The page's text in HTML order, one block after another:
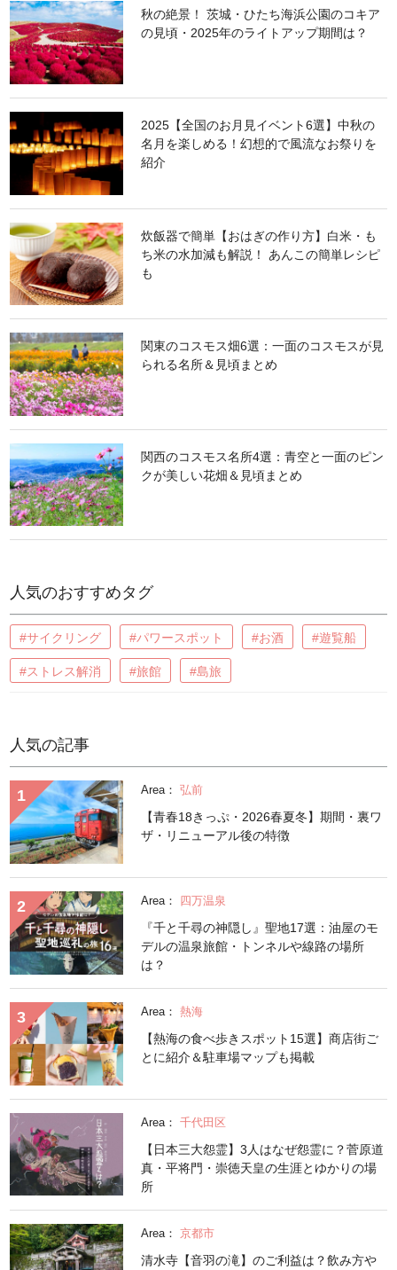
秋の絶景！ 茨城・ひたち海浜公園のコキア
の見頃・2025年のライトアップ期間は？
2025【全国のお月見イベント6選】中秋の
名月を楽しめる！幻想的で風流なお祭りを
紹介
炊飯器で簡単【おはぎの作り方】白米・も
ち米の水加減も解説！ あんこの簡単レシピ
も
関東のコスモス畑6選：一面のコスモスが見
られる名所＆見頃まとめ
関西のコスモス名所4選：青空と一面のピン
クが美しい花畑＆見頃まとめ
人気のおすすめタグ
#サイクリング #パワースポット #お酒 #遊覧船
#ストレス解消 #旅館 #島旅
人気の記事
Area： 弘前
【青春18きっぷ・2026春夏冬】期間・裏ワ
ザ・リニューアル後の特徴
Area： 四万温泉
『千と千尋の神隠し』聖地17選：油屋のモ
デルの温泉旅館・トンネルや線路の場所
は？
Area： 熱海
【熱海の食べ歩きスポット15選】商店街ご
とに紹介＆駐車場マップも掲載
Area： 千代田区
【日本三大怨霊】3人はなぜ怨霊に？菅原道
真・平将門・崇徳天皇の生涯とゆかりの場
所
Area： 京都市
清水寺【音羽の滝】のご利益は？飲み方や